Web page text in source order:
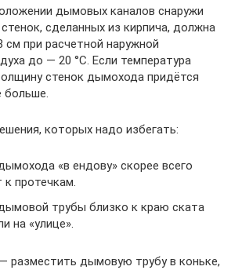
дымовых каналов снаружи
сделанных из кирпича, должна
см при расчетной наружной
до — 20 °С. Если температура
стенок дымохода придётся
больше.
которых надо избегать:
«в ендову» скорее всего
к протечкам.
трубы близко к краю ската
на «улице».
разместить дымовую трубу в коньке,